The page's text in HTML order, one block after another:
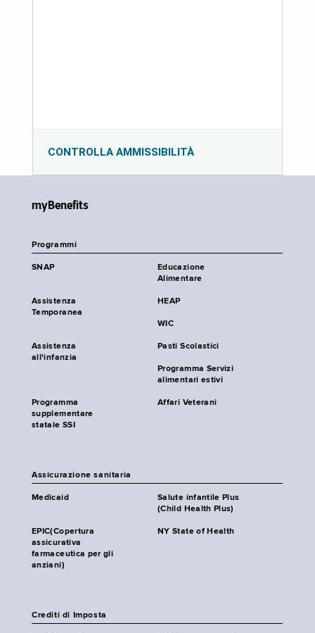
CONTROLLA AMMISSIBILITÀ
myBenefits
Programmi
SNAP
Educazione
Alimentare
Assistenza
Temporanea
HEAP
WIC
Assistenza
all'infanzia
Pasti Scolastici
Programma Servizi
alimentari estivi
Programma
supplementare
statale SSI
Affari Veterani
Assicurazione sanitaria
Medicaid
Salute infantile Plus
(Child Health Plus)
EPIC(Copertura
assicurativa
farmaceutica per gli
anziani)
NY State of Health
Crediti di Imposta